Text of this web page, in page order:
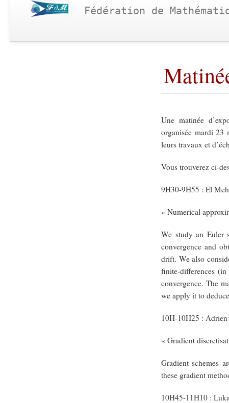
Fédération de
Une matinée
organisée mardi 23
leurs travaux et
Vous trouverez ci-
9H30-9H55 : El
« Numerical
We study an Euler
convergence and
drift. We also
finite-differences
convergence. The
we apply it to
10H-10H25 :
« Gradient
Gradient schemes
these gradient
10H45-11H10 :